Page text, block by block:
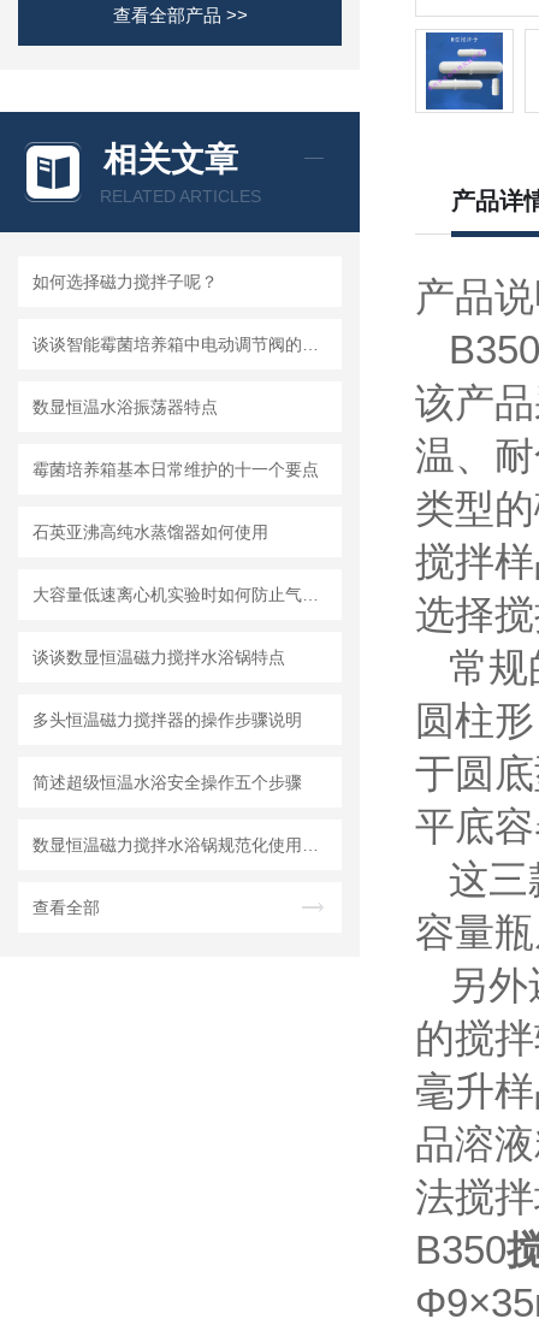
查看全部产品 >>
相关文章
RELATED ARTICLES
如何选择磁力搅拌子呢？
数显恒温水浴振荡器特点
霉菌培养箱基本日常维护的十一个要点
石英亚沸高纯水蒸馏器如何使用
谈谈数显恒温磁力搅拌水浴锅特点
多头恒温磁力搅拌器的操作步骤说明
简述超级恒温水浴安全操作五个步骤
查看全部
产品详
产品
B350
该产品
温、
类型
搅拌
选择
常规
圆柱
于圆
平底
这三
容量
另
的搅
毫升
品溶
法搅
B350